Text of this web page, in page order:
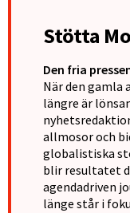
Stötta
Den fria
När den
längre är
allmosor och
globalistiska
blir resultatet
agendadriven
länge står i